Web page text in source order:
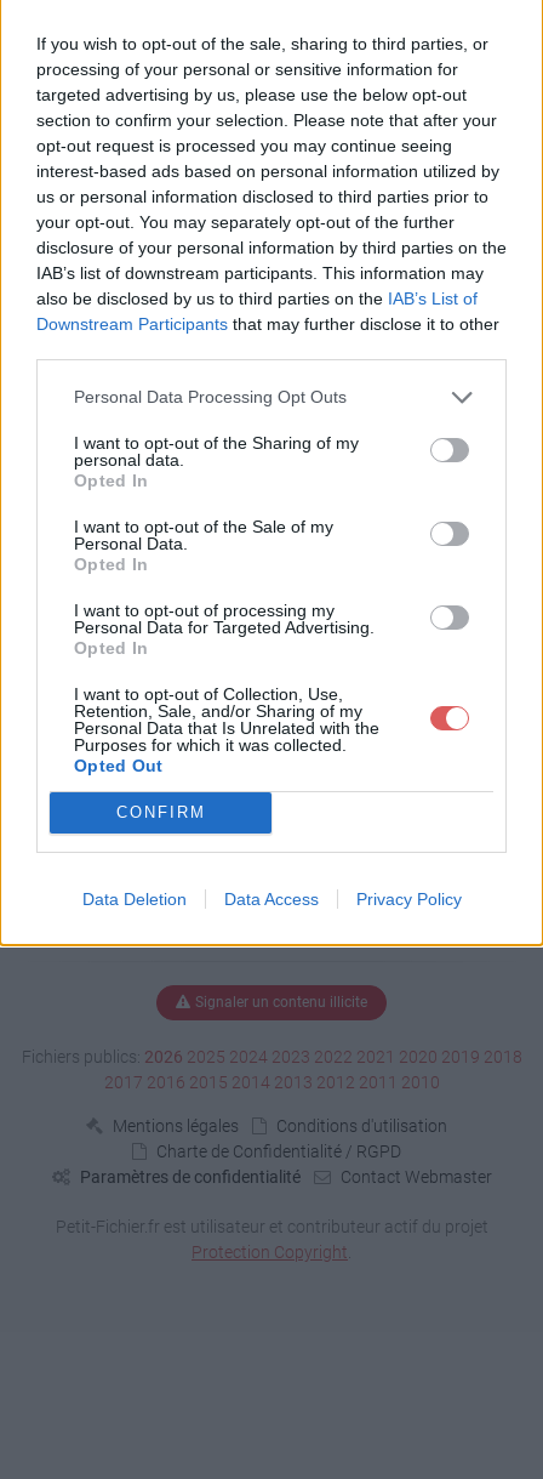
If you wish to opt-out of the sale, sharing to third parties, or
processing of your personal or sensitive information for
targeted advertising by us, please use the below opt-out
section to confirm your selection. Please note that after your
opt-out request is processed you may continue seeing
interest-based ads based on personal information utilized by
us or personal information disclosed to third parties prior to
your opt-out. You may separately opt-out of the further
disclosure of your personal information by third parties on the
IAB’s list of downstream participants. This information may
also be disclosed by us to third parties on the IAB’s List of
Downstream Participants that may further disclose it to other
Personal Data Processing Opt Outs
I want to opt-out of the Sharing of my
personal data.
Opted In
I want to opt-out of the Sale of my
Personal Data.
Opted In
I want to opt-out of processing my
Personal Data for Targeted Advertising.
Opted In
I want to opt-out of Collection, Use,
Retention, Sale, and/or Sharing of my
Personal Data that Is Unrelated with the
Purposes for which it was collected.
Opted Out
CONFIRM
Data Deletion Data Access Privacy Policy
fetards-1/
Copier
Partager le fichier
sur le Web et les réseaux
sociaux:
Télécharger le fichier Champion
nat_des_plus_fetards.pps
Télécharger Championnat_des_pl
us_fetards.pps
Télécharger le fichier (1.1 Mo)
Signaler un contenu illicite
Fichiers publics: 2026 2025 2024 2023 2022 2021 2020 2019 2018
2017 2016 2015 2014 2013 2012 2011 2010
Mentions légales
Conditions d'utilisation
Charte de Confidentialité / RGPD
Paramètres de confidentialité
Contact Webmaster
Petit-Fichier.fr est utilisateur et contributeur actif du projet
Protection Copyright